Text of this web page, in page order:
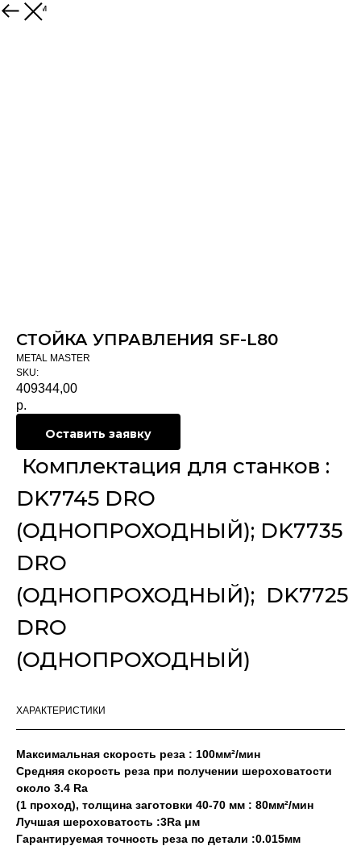
К товарам
СТОЙКА УПРАВЛЕНИЯ SF-L80
METAL MASTER
SKU:
409344,00
р.
Оставить заявку
Комплектация для станков :
DK7745 DRO
(ОДНОПРОХОДНЫЙ); DK7735
DRO
(ОДНОПРОХОДНЫЙ); DK7725
DRO
(ОДНОПРОХОДНЫЙ)
ХАРАКТЕРИСТИКИ
Максимальная скорость реза : 100мм²/мин
Средняя скорость реза при получении шероховатости
около 3.4 Ra
(1 проход), толщина заготовки 40-70 мм : 80мм²/мин
Лучшая шероховатость :3Ra μм
Гарантируемая точность реза по детали :0.015мм